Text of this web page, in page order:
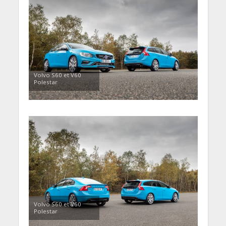
Volvo S60 et V60
Polestar
Volvo S60 et V60
Polestar